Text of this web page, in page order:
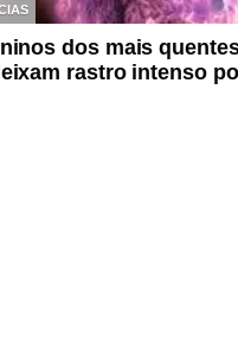
dos mais
rastro intenso